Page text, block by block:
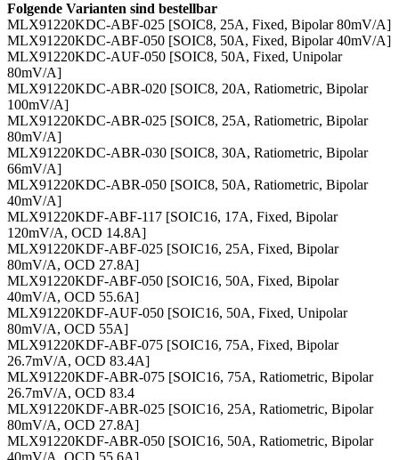
Folgende Varianten sind bestellbar
MLX91220KDC-ABF-025 [SOIC8, 25A, Fixed, Bipolar 80mV/A]
MLX91220KDC-ABF-050 [SOIC8, 50A, Fixed, Bipolar 40mV/A]
MLX91220KDC-AUF-050 [SOIC8, 50A, Fixed, Unipolar
80mV/A]
MLX91220KDC-ABR-020 [SOIC8, 20A, Ratiometric, Bipolar
100mV/A]
MLX91220KDC-ABR-025 [SOIC8, 25A, Ratiometric, Bipolar
80mV/A]
MLX91220KDC-ABR-030 [SOIC8, 30A, Ratiometric, Bipolar
66mV/A]
MLX91220KDC-ABR-050 [SOIC8, 50A, Ratiometric, Bipolar
40mV/A]
MLX91220KDF-ABF-117 [SOIC16, 17A, Fixed, Bipolar
120mV/A, OCD 14.8A]
MLX91220KDF-ABF-025 [SOIC16, 25A, Fixed, Bipolar
80mV/A, OCD 27.8A]
MLX91220KDF-ABF-050 [SOIC16, 50A, Fixed, Bipolar
40mV/A, OCD 55.6A]
MLX91220KDF-AUF-050 [SOIC16, 50A, Fixed, Unipolar
80mV/A, OCD 55A]
MLX91220KDF-ABF-075 [SOIC16, 75A, Fixed, Bipolar
26.7mV/A, OCD 83.4A]
MLX91220KDF-ABR-075 [SOIC16, 75A, Ratiometric, Bipolar
26.7mV/A, OCD 83.4
MLX91220KDF-ABR-025 [SOIC16, 25A, Ratiometric, Bipolar
80mV/A, OCD 27.8A]
MLX91220KDF-ABR-050 [SOIC16, 50A, Ratiometric, Bipolar